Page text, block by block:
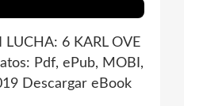
6 KARL OVE
Pdf, ePub, MOBI,
Descargar eBook